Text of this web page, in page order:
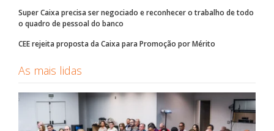
Super Caixa precisa ser negociado e reconhecer o trabalho de todo
o quadro de pessoal do banco
CEE rejeita proposta da Caixa para Promoção por Mérito
As mais lidas